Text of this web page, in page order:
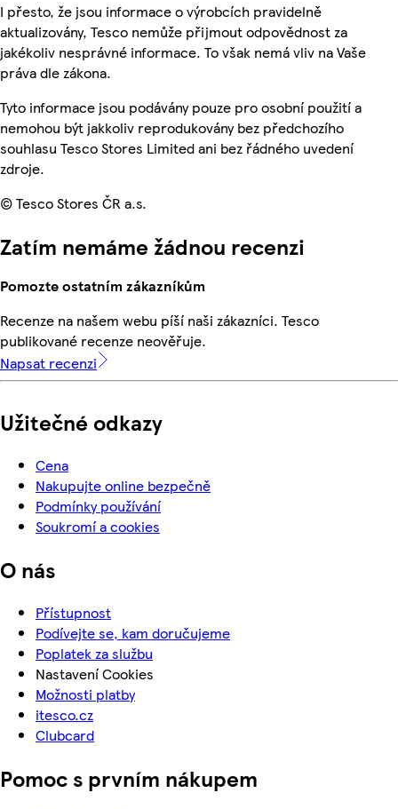
I přesto, že jsou informace o výrobcích pravidelně
aktualizovány, Tesco nemůže přijmout odpovědnost za
jakékoliv nesprávné informace. To však nemá vliv na Vaše
práva dle zákona.
Tyto informace jsou podávány pouze pro osobní použití a
nemohou být jakkoliv reprodukovány bez předchozího
souhlasu Tesco Stores Limited ani bez řádného uvedení
zdroje.
© Tesco Stores ČR a.s.
Zatím nemáme žádnou recenzi
Pomozte ostatním zákazníkům
Recenze na našem webu píší naši zákazníci. Tesco
publikované recenze neověřuje.
Napsat recenzi
Užitečné odkazy
Cena
Nakupujte online bezpečně
Podmínky používání
Soukromí a cookies
O nás
Přístupnost
Podívejte se, kam doručujeme
Poplatek za službu
Nastavení Cookies
Možnosti platby
itesco.cz
Clubcard
Pomoc s prvním nákupem